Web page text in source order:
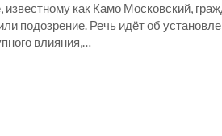
известному как Камо Московский,
подозрение. Речь идёт об
влияния,…